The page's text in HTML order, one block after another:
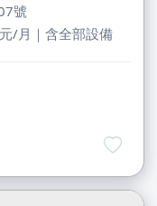
號
/月｜含全部設備